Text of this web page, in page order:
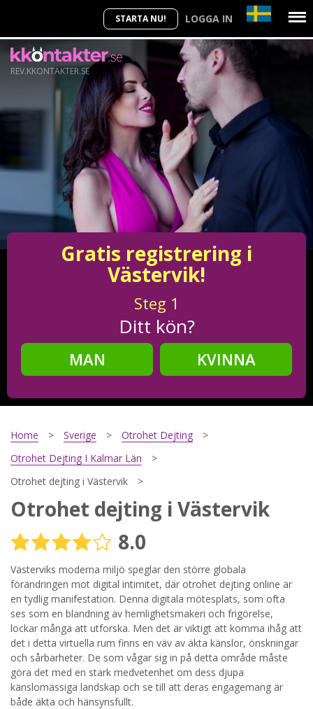
STARTA NU! LOGGA IN
REV.KKONTAKTER.SE
Gratis registrering i
Västervik!
Steg 1
Ditt kön?
MAN
KVINNA
Steg2
Steg3
Din mailadress?
Genom att registrera godkänner jagVillkorenoch
Sekretesspolicyn. Jag godkänner att ta emot information och
reklam via e-post från hemsidans operatörer. Jag kan dra
tillbaka godkännande när jag vill.
STARTA NU!
Home Sverige
Otrohet Dejting
Otrohet Dejting I Kalmar Län
Otrohet dejting i Västervik
Otrohet dejting i Västervik
8.0
Västerviks moderna miljö speglar den större globala
förändringen mot digital intimitet, där otrohet dejting online är
en tydlig manifestation. Denna digitala mötesplats, som ofta
ses som en blandning av hemlighetsmakeri och frigörelse,
lockar många att utforska. Men det är viktigt att komma ihåg att
det i detta virtuella rum finns en väv av äkta känslor, önskningar
och sårbarheter. De som vågar sig in på detta område måste
göra det med en stark medvetenhet om dess djupa
känslomässiga landskap och se till att deras engagemang är
både äkta och hänsynsfullt.